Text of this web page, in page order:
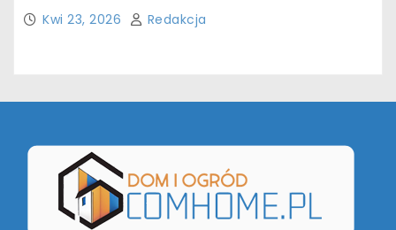
Kwi 23, 2026 Redakcja